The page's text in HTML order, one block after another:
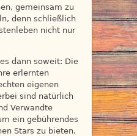
gemeinsam zu
denn schließlich
nicht nur
dann soweit: Die
erlernten
eigenen
sind natürlich
Verwandte
ein gebührendes
Stars zu bieten.